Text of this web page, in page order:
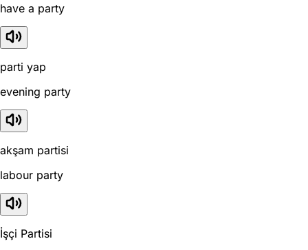
have a party
parti yap
evening party
akşam partisi
labour party
İşçi Partisi